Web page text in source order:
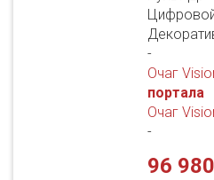
-
Очаг
портала
Очаг
-
96